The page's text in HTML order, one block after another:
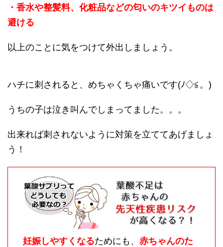
・香水や整髪料、化粧品などの匂いのキツイものは
避ける
以上のことに気をつけて外出しましょう。
ハチに刺されると、めちゃくちゃ痛いです(ﾉ◇≦。)
うちの子は泣き叫んでしまってました。。。
出来れば刺されないように対策を立ててあげましょ
う！
妊娠しやすくなるためにも、 赤ちゃんのた